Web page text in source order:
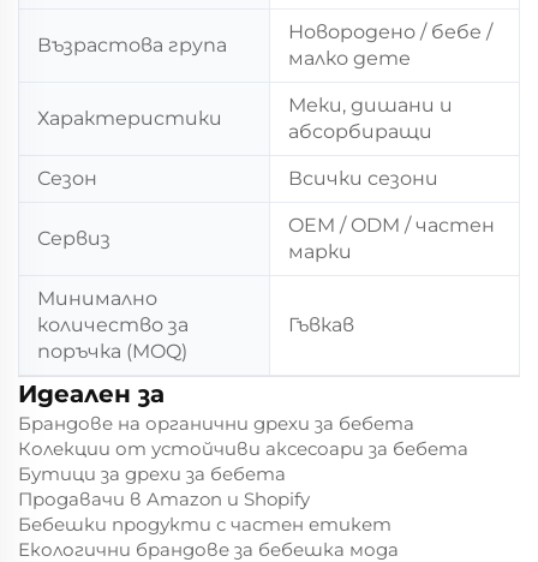
Възрастова група
Новородено / бебе /
малко дете
Характеристики
Меки, дишани и
абсорбиращи
Сезон Всички сезони
Сервиз
OEM / ODM / частен
марки
Минимално
количество за
поръчка (MOQ)
Гъвкав
Идеален за
Брандове на органични дрехи за бебета
Колекции от устойчиви аксесоари за бебета
Бутици за дрехи за бебета
Продавачи в Amazon и Shopify
Бебешки продукти с частен етикет
Екологични брандове за бебешка мода